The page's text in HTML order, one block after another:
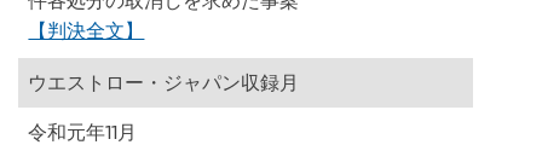
【判決全文】
ウエストロー・ジャパン収録月
令和元年11月